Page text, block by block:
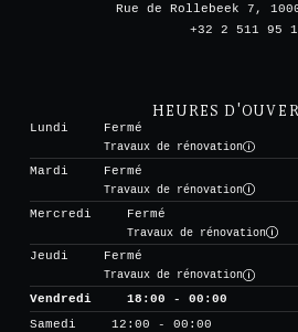
Rue de Rollebeek 7,
+32 2 511 95
HEURES
Lundi
Fermé
Travaux de rénovation
Mardi
Fermé
Travaux de rénovation
Mercredi
Fermé
Travaux de rénovation
Jeudi
Fermé
Travaux de rénovation
Vendredi
18:00 - 00:00
Samedi
12:00 - 00:00